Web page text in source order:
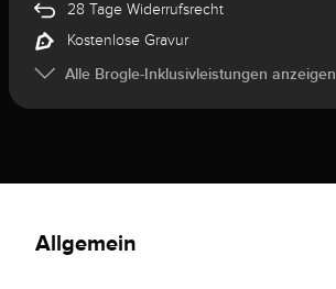
28 Tage Widerrufsrecht
Kostenlose Gravur
Alle Brogle-Inklusivleistungen anzeigen
Allgemein